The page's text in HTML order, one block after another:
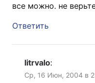
все можно. не
Ответить
litrvalo:
Ср, 16 Июн, 2004 в